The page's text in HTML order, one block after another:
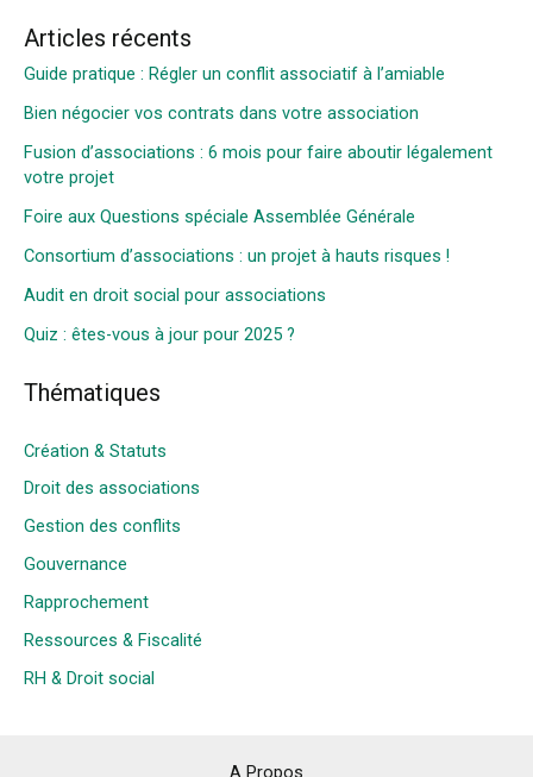
Articles récents
Guide pratique : Régler un conflit associatif à l’amiable
Bien négocier vos contrats dans votre association
Fusion d’associations : 6 mois pour faire aboutir légalement
votre projet
Foire aux Questions spéciale Assemblée Générale
Consortium d’associations : un projet à hauts risques !
Audit en droit social pour associations
Quiz : êtes-vous à jour pour 2025 ?
Thématiques
Création & Statuts
Droit des associations
Gestion des conflits
Gouvernance
Rapprochement
Ressources & Fiscalité
RH & Droit social
A Propos